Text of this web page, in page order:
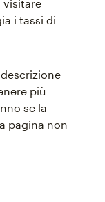
visitare
i tassi di
più
se la
pagina non